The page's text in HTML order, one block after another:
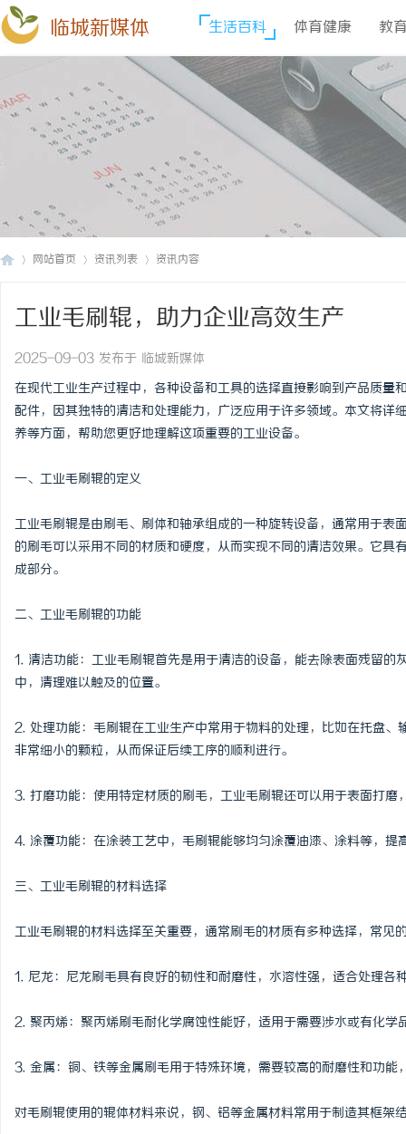
临城新媒体 生活百科 体育健康 教
网站首页 资讯列表 资讯内容
工业毛刷辊，助力企业高效生产
2025-09-03 发布于 临城新媒体
在现代工业生产过程中，各种设备和工具的选择直接影响到产品质量
配件，因其独特的清洁和处理能力，广泛应用于许多领域。本文将
养等方面，帮助您更好地理解这项重要的工业设备。
一、工业毛刷辊的定义
工业毛刷辊是由刷毛、刷体和轴承组成的一种旋转设备，通常用于
的刷毛可以采用不同的材质和硬度，从而实现不同的清洁效果。它
成部分。
二、工业毛刷辊的功能
1. 清洁功能：工业毛刷辊首先是用于清洁的设备，能去除表面残留
中，清理难以触及的位置。
2. 处理功能：毛刷辊在工业生产中常用于物料的处理，比如在托盘
非常细小的颗粒，从而保证后续工序的顺利进行。
3. 打磨功能：使用特定材质的刷毛，工业毛刷辊还可以用于表面打磨
4. 涂覆功能：在涂装工艺中，毛刷辊能够均匀涂覆油漆、涂料等，
三、工业毛刷辊的材料选择
工业毛刷辊的材料选择至关重要，通常刷毛的材质有多种选择，常见
1. 尼龙：尼龙刷毛具有良好的韧性和耐磨性，水溶性强，适合处理各
2. 聚丙烯：聚丙烯刷毛耐化学腐蚀性能好，适用于需要涉水或有化学
3. 金属：铜、铁等金属刷毛用于特殊环境，需要较高的耐磨性和功能
对毛刷辊使用的辊体材料来说，钢、铝等金属材料常用于制造其框架
武汉配眼镜 上海配眼镜